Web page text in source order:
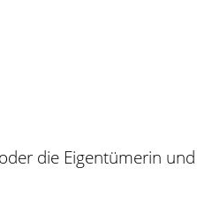
die Eigentümerin